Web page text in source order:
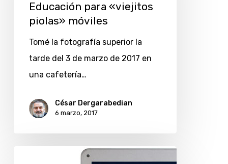
móviles
Educación para «viejitos
piolas» móviles
Tomé la fotografía superior la
tarde del 3 de marzo de 2017 en
una cafetería…
César Dergarabedian
6 marzo, 2017